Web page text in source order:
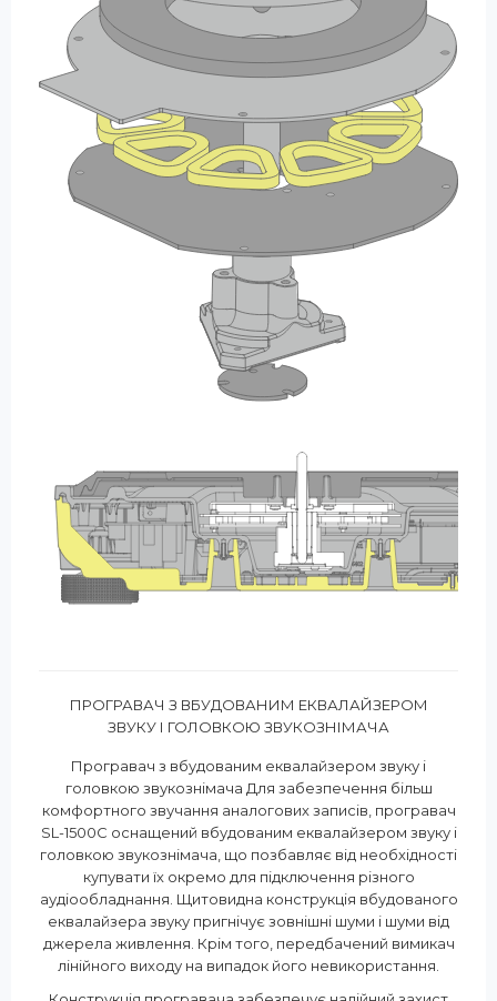
ПРОГРАВАЧ З ВБУДОВАНИМ ЕКВАЛАЙЗЕРОМ
ЗВУКУ І ГОЛОВКОЮ ЗВУКОЗНІМАЧА
Програвач з вбудованим еквалайзером звуку і
головкою звукознімача Для забезпечення більш
комфортного звучання аналогових записів, програвач
SL-1500C оснащений вбудованим еквалайзером звуку і
головкою звукознімача, що позбавляє від необхідності
купувати їх окремо для підключення різного
аудіообладнання. Щитовидна конструкція вбудованого
еквалайзера звуку пригнічує зовнішні шуми і шуми від
джерела живлення. Крім того, передбачений вимикач
лінійного виходу на випадок його невикористання.